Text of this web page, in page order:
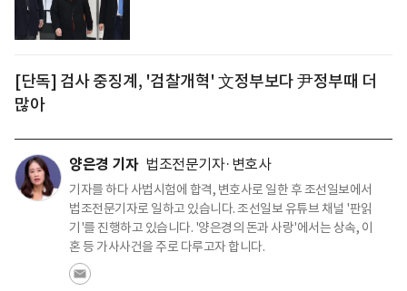
[단독] 검사 중징계, '검찰개혁' 文정부보다 尹정부때 더
많아
양은경 기자 법조전문기자·변호사
기자를 하다 사법시험에 합격, 변호사로 일한 후 조선일보에서
법조전문기자로 일하고 있습니다. 조선일보 유튜브 채널 '판읽
기'를 진행하고 있습니다. '양은경의 돈과 사랑'에서는 상속, 이
혼 등 가사사건을 주로 다루고자 합니다.